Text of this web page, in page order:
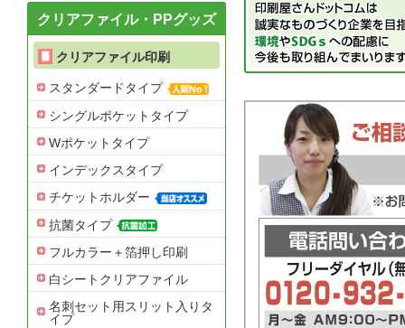
クリアファイル・PPグッズ
クリアファイル印刷
スタンダードタイプ
シングルポケットタイプ
Wポケットタイプ
インデックスタイプ
チケットホルダー
抗菌タイプ
フルカラー＋箔押し印刷
白シートクリアファイル
名刺セット用スリット入りタ
イプ